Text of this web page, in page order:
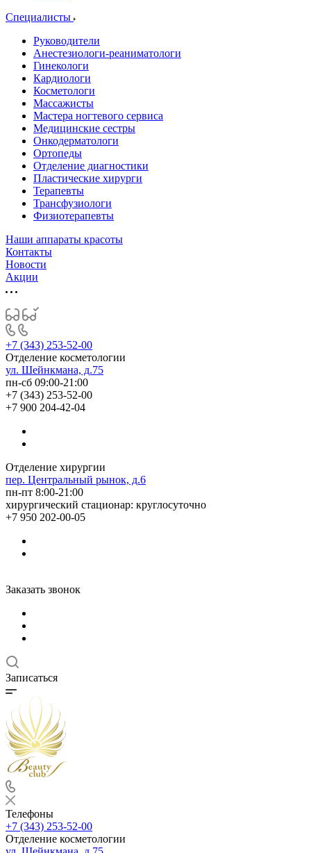
Специалисты
Руководители
Анестезиологи-реаниматологи
Гинекологи
Кардиологи
Косметологи
Массажисты
Мастера ногтевого сервиса
Медицинские сестры
Онкодерматологи
Ортопеды
Отделение диагностики
Пластические хирурги
Терапевты
Трансфузиологи
Физиотерапевты
Наши аппараты красоты
Контакты
Новости
Акции
+7 (343) 253-52-00
Отделение косметологии
ул. Шейнкмана, д.75
пн-сб 09:00-21:00
+7 (343) 253-52-00
+7 900 204-42-04
Отделение хирургии
пер. Центральный рынок, д.6
пн-пт 8:00-21:00
хирургический стационар: круглосуточно
+7 950 202-00-05
Заказать звонок
Записаться
Телефоны
+7 (343) 253-52-00
Отделение косметологии